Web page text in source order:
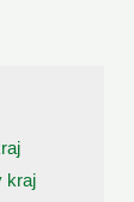
kraj